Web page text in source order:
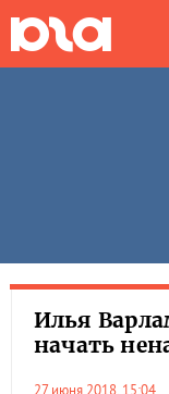
Илья
начать
27 июня 2018, 15:04